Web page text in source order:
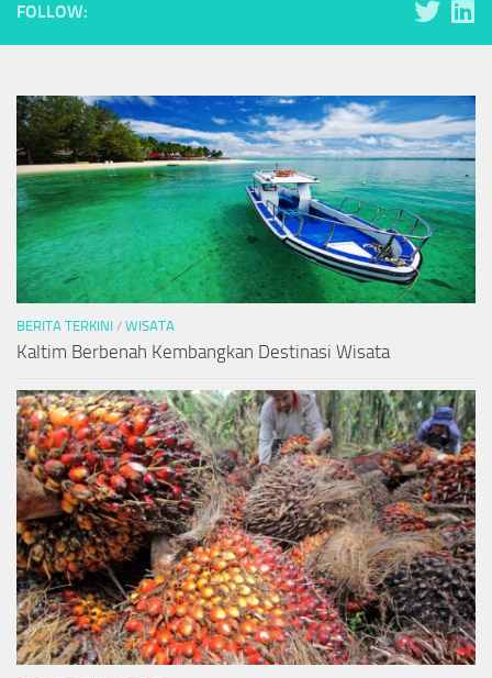
FOLLOW:
BERITA TERKINI / WISATA
Kaltim Berbenah Kembangkan Destinasi Wisata